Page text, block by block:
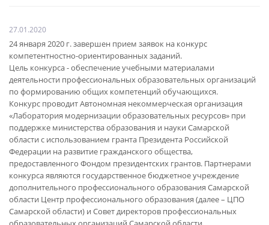
27.01.2020
24 января 2020 г. завершен прием заявок на конкурс
компетентностно-ориентированных заданий.
Цель конкурса - обеспечение учебными материалами
деятельности профессиональных образовательных организаций
по формированию общих компетенций обучающихся.
Конкурс проводит Автономная некоммерческая организация
«Лаборатория модернизации образовательных ресурсов» при
поддержке министерства образования и науки Самарской
области с использованием гранта Президента Российской
Федерации на развитие гражданского общества,
предоставленного Фондом президентских грантов. Партнерами
конкурса являются государственное бюджетное учреждение
дополнительного профессионального образования Самарской
области Центр профессионального образования (далее – ЦПО
Самарской области) и Совет директоров профессиональных